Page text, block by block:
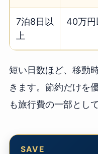
7泊8日以
上
40万円
短い日数ほど、移動
きます。節約だけを
も旅行費の一部とし